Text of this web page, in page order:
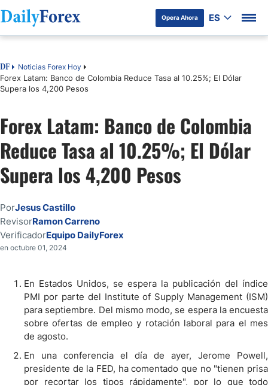
Opera Ahora ES
Tabla de contenidos
DF Noticias Forex Hoy
Forex Latam: Banco de Colombia Reduce Tasa al 10.25%; El Dólar
Supera los 4,200 Pesos
Forex Latam: Banco de Colombia
Reduce Tasa al 10.25%; El Dólar
Supera los 4,200 Pesos
PorJesus Castillo
RevisorRamon Carreno
VerificadorEquipo DailyForex
en octubre 01, 2024
En Estados Unidos, se espera la publicación del índice
PMI por parte del Institute of Supply Management (ISM)
para septiembre. Del mismo modo, se espera la encuesta
sobre ofertas de empleo y rotación laboral para el mes
de agosto.
En una conferencia el día de ayer, Jerome Powell,
presidente de la FED, ha comentado que no "tienen prisa
por recortar los tipos rápidamente", por lo que todo